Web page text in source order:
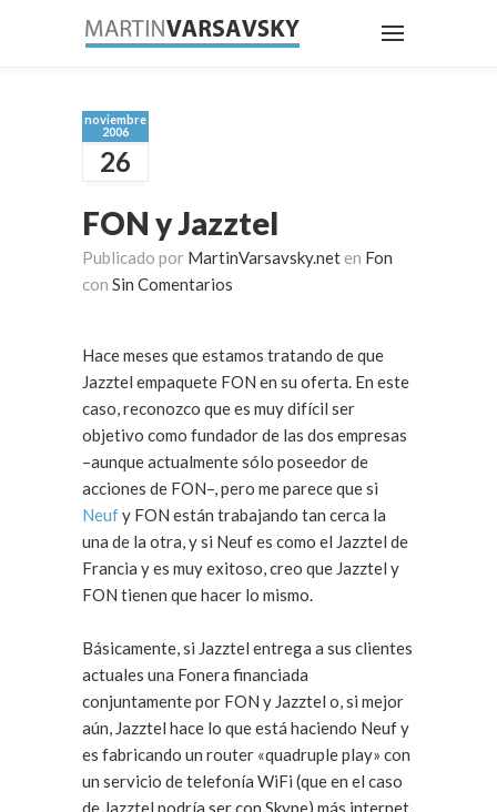
noviembre
2006
26
FON y Jazztel
Publicado por MartinVarsavsky.net en Fon
con Sin Comentarios
Hace meses que estamos tratando de que
Jazztel empaquete FON en su oferta. En este
caso, reconozco que es muy difícil ser
objetivo como fundador de las dos empresas
–aunque actualmente sólo poseedor de
acciones de FON–, pero me parece que si
Neufy FON están trabajando tan cerca la
una de la otra, y si Neuf es como el Jazztel de
Francia y es muy exitoso, creo que Jazztel y
FON tienen que hacer lo mismo.
Básicamente, si Jazztel entrega a sus clientes
actuales una Fonera financiada
conjuntamente por FON y Jazztel o, si mejor
aún, Jazztel hace lo que está haciendo Neuf y
es fabricando un router «quadruple play» con
un servicio de telefonía WiFi (que en el caso
de Jazztel podría ser con Skype) más internet,